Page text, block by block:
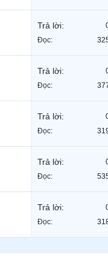
Trả lời:
Đọc:
Trả lời:
Đọc:
Trả lời:
Đọc:
Trả lời:
Đọc:
Trả lời:
Đọc: